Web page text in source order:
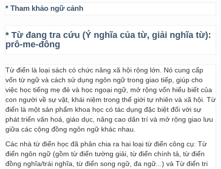
* Tham khảo ngữ cảnh
* Từ đang tra cứu (Ý nghĩa của từ, giải nghĩa từ):
prô-me-đông
Từ điển là loại sách có chức năng xã hội rộng lớn. Nó cung cấp
vốn từ ngữ và cách sử dụng ngôn ngữ trong giao tiếp, giúp cho
việc học tiếng mẹ đẻ và học ngoại ngữ, mở rộng vốn hiểu biết của
con người về sự vật, khái niệm trong thế giới tự nhiên và xã hội. Từ
điển là một sản phẩm khoa học có tác dụng đặc biệt đối với sự
phát triển văn hoá, giáo dục, nâng cao dân trí và mở rộng giao lưu
giữa các cộng đồng ngôn ngữ khác nhau.
Các nhà từ điển học đã phân chia ra hai loại từ điển công cụ: Từ
điển ngôn ngữ (gồm từ điển tường giải, từ điển chính tả, từ điển
đồng nghĩa/trái nghĩa, từ điển song ngữ, đa ngữ...) và Từ điển tri